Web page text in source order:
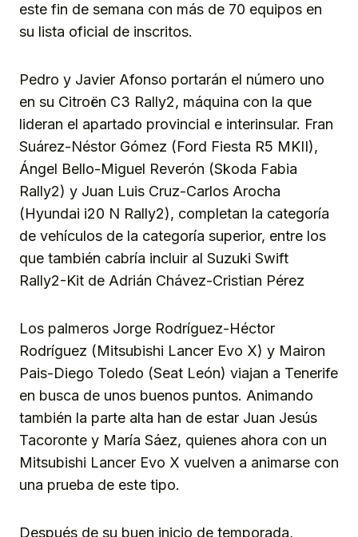
este fin de semana con más de 70 equipos en
su lista oficial de inscritos.
Pedro y Javier Afonso portarán el número uno
en su Citroën C3 Rally2, máquina con la que
lideran el apartado provincial e interinsular. Fran
Suárez-Néstor Gómez (Ford Fiesta R5 MKII),
Ángel Bello-Miguel Reverón (Skoda Fabia
Rally2) y Juan Luis Cruz-Carlos Arocha
(Hyundai i20 N Rally2), completan la categoría
de vehículos de la categoría superior, entre los
que también cabría incluir al Suzuki Swift
Rally2-Kit de Adrián Chávez-Cristian Pérez
Los palmeros Jorge Rodríguez-Héctor
Rodríguez (Mitsubishi Lancer Evo X) y Mairon
Pais-Diego Toledo (Seat León) viajan a Tenerife
en busca de unos buenos puntos. Animando
también la parte alta han de estar Juan Jesús
Tacoronte y María Sáez, quienes ahora con un
Mitsubishi Lancer Evo X vuelven a animarse con
una prueba de este tipo.
Después de su buen inicio de temporada,